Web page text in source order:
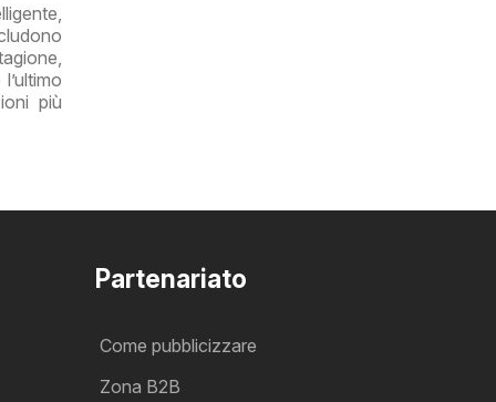
più
Partenariato
Come pubblicizzare
Zona B2B